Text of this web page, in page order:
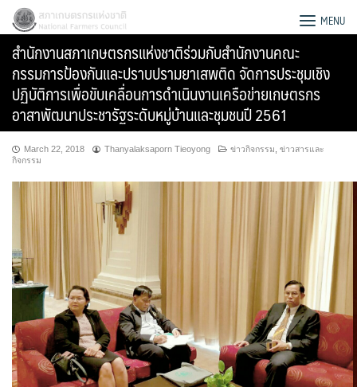
Skip
content
Search
for:
สภาเกษตรกรแห่งชาติ MENU
สำนักงานสภาเกษตรกรแห่งชาติร่วมกับสำนักงานคณะ
กรรมการป้องกันและปราบปรามยาเสพติด จัดการประชุมเชิง
ปฏิบัติการเพื่อขับเคลื่อนการดำเนินงานเครือข่ายเกษตรกร
อาสาพัฒนาประชารัฐระดับหมู่บ้านและชุมชนปี 2561
March 22, 2018 Thanyalaksaporn Tieoyong ข่าวกิจกรรม ข่าวสารและ
กิจกรรม